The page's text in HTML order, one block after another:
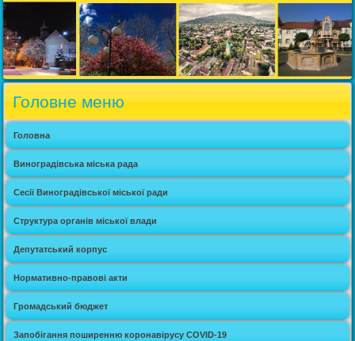
Головне меню
Головна
Виноградівська міська рада
Сесії Виноградівської міської ради
Структура органів міської влади
Депутатський корпус
Нормативно-правові акти
Громадський бюджет
Запобігання поширенню коронавірусу COVID-19